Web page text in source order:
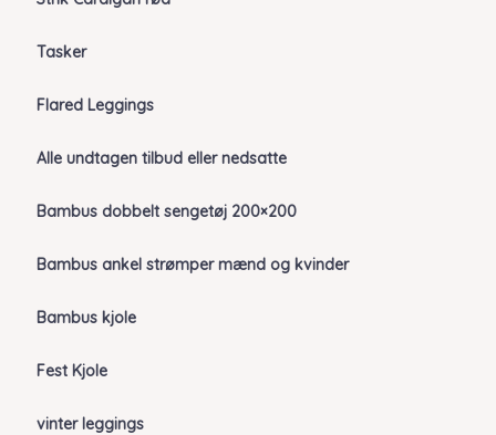
Tasker
Flared Leggings
Alle undtagen tilbud eller nedsatte
Bambus dobbelt sengetøj 200×200
Bambus ankel strømper mænd og kvinder
Bambus kjole
Fest Kjole
vinter leggings